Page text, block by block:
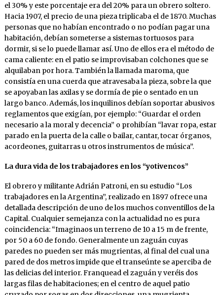
el 30% y este porcentaje era del 20% para un obrero soltero.
Hacia 1907, el precio de una pieza triplicaba el de 1870. Muchas
personas que no habían encontrado o no podían pagar una
habitación, debían someterse a sistemas tortuosos para
dormir, si se lo puede llamar así. Uno de ellos era el método de
cama caliente: en el patio se improvisaban colchones que se
alquilaban por hora. También la llamada maroma, que
consistía en una cuerda que atravesaba la pieza, sobre la que
se apoyaban las axilas y se dormía de pie o sentado en un
largo banco. Además, los inquilinos debían soportar abusivos
reglamentos que exigían, por ejemplo: “Guardar el orden
necesario a la moral y decencia” o prohibían “lavar ropa, estar
parado en la puerta de la calle o bailar, cantar, tocar órganos,
acordeones, guitarras u otros instrumentos de música”.
La dura vida de los trabajadores en los “yotivencos”
El obrero y militante Adrián Patroni, en su estudio “Los
trabajadores en la Argentina”, realizado en 1897 ofrece una
detallada descripción de uno de los muchos conventillos de la
Capital. Cualquier semejanza con la actualidad no es pura
coincidencia: “Imaginaos un terreno de 10 a 15 m de frente,
por 50 a 60 de fondo. Generalmente un zaguán cuyas
paredes no pueden ser más mugrientas, al final del cual una
pared de dos metros impide que el transeúnte se aperciba de
las delicias del interior. Franquead el zaguán y veréis dos
largas filas de habitaciones; en el centro de aquel patio